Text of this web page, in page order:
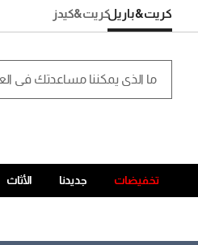
كريت&باريلكريت&كيدز
تخفيضات جديدنا الأثاث